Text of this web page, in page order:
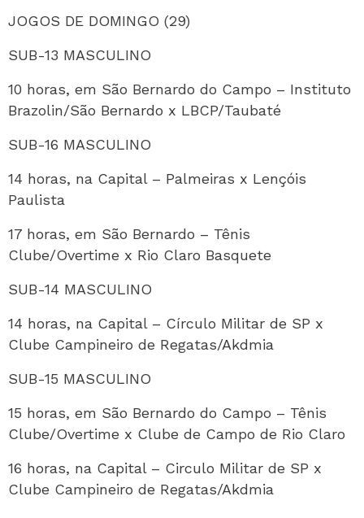
JOGOS DE DOMINGO (29)
SUB-13 MASCULINO
10 horas, em São Bernardo do Campo – Instituto
Brazolin/São Bernardo x LBCP/Taubaté
SUB-16 MASCULINO
14 horas, na Capital – Palmeiras x Lençóis
Paulista
17 horas, em São Bernardo – Tênis
Clube/Overtime x Rio Claro Basquete
SUB-14 MASCULINO
14 horas, na Capital – Círculo Militar de SP x
Clube Campineiro de Regatas/Akdmia
SUB-15 MASCULINO
15 horas, em São Bernardo do Campo – Tênis
Clube/Overtime x Clube de Campo de Rio Claro
16 horas, na Capital – Circulo Militar de SP x
Clube Campineiro de Regatas/Akdmia